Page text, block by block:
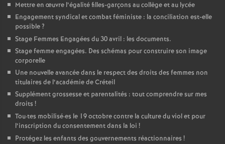
Mettre en œuvre l’égalité filles-garçons au collège et au lycée
Engagement syndical et combat féministe : la conciliation est-elle
possible?
Stage Femmes Engagées du 30 avril : les documents.
Stage femme engagées. Des schémas pour construire son image
corporelle
Une nouvelle avancée dans le respect des droits des femmes non
titulaires de l’académie de Créteil
Supplément grossesse et parentalités : tout comprendre sur mes
droits !
Tou·tes mobilisé·es le 19 octobre contre la culture du viol et pour
l’inscription du consentement dans la loi !
Protégez les enfants des gouvernements réactionnaires !